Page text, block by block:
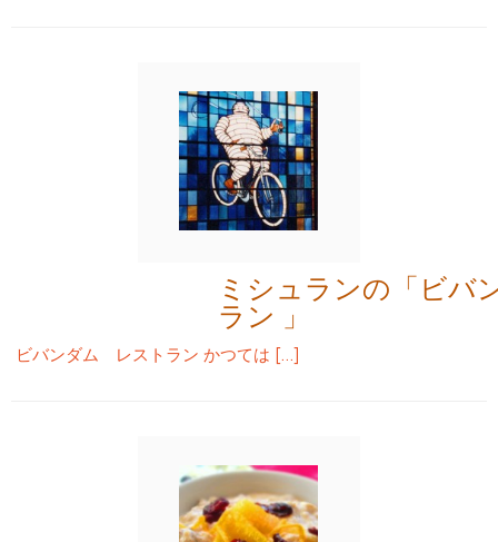
ミシュランの「ビ
ラン 」
ビバンダム レストラン かつては […]